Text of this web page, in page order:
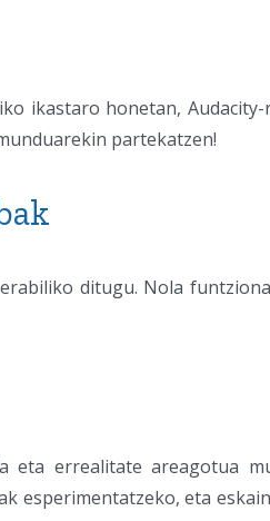
ikastaro honetan, Audacity-
partekatzen!
ditugu. Nola
eta errealitate areagotua
esperimentatzeko, eta